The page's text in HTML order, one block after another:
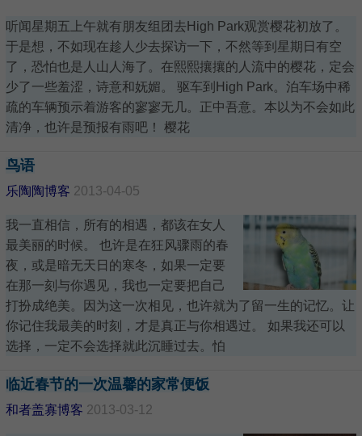
听闻星期五上午就有朋友组团去High Park观赏樱花初放了。
于是想，不如现在趁人少去探访一下，不然等到星期日有空
了，恐怕也是人山人海了。在熙熙攘攘的人流中的樱花，定会
少了一些羞涩，诗意和妩媚。 驱车到High Park。泊车场中稀
疏的车辆预示着游客的寥寥无几。正中吾意。本以为不会如此
清净，也许是预报有雨吧！ 樱花
鸟语
乐陶陶博客 2013-04-05
我一直相信，所有的相遇，都该在女人
最美丽的时候。 也许是在狂风骤雨的春
夜，或是暗无天日的寒冬，如果一定要
在那一刻与你遇见，我也一定要把自己
打扮成绝美。因为这一次相见，也许就为了留一生的记忆。让
你记住我最美的时刻，才是真正与你相遇过。 如果我还可以
选择，一定不会选择就此沉睡过去。怕
临近春节的一次温馨的家常便饭
和者盖寡博客 2013-03-12